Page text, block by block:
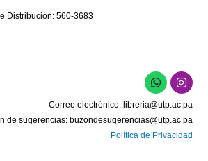
Distribución: 560-3683
W
h
a
t
s
a
p
I
n
s
t
a
g
r
Correo electrónico: libreria@utp.ac.pa
de sugerencias: buzondesugerencias@utp.ac.pa
Política de Privacidad